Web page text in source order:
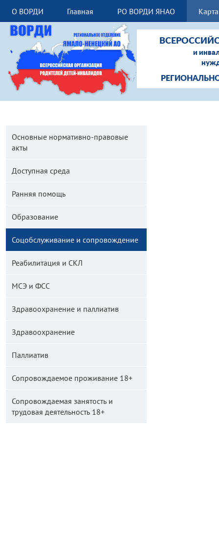
О ВОРДИ Главная РО ВОРДИ ЯНАО
и
Основные нормативно-правовые
акты
Доступная среда
Ранняя помощь
Образование
Соцобслуживание и сопровождение
Реабилитация и СКЛ
МСЭ и ФСС
Здравоохранение и паллиатив
Здравоохранение
Паллиатив
Сопровождаемое проживание 18+
Сопровождаемая занятость и
трудовая деятельность 18+